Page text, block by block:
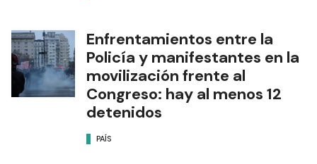
Enfrentamientos entre la
Policía y manifestantes en la
movilización frente al
Congreso: hay al menos 12
detenidos
PAÍS